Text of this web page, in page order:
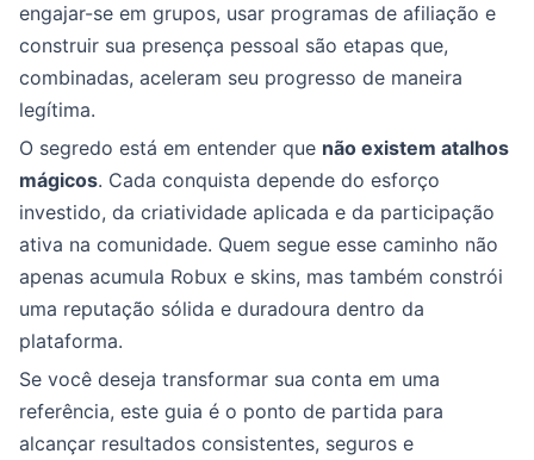
engajar-se em grupos, usar programas de afiliação e
construir sua presença pessoal são etapas que,
combinadas, aceleram seu progresso de maneira
legítima.
O segredo está em entender que não existem atalhos
mágicos. Cada conquista depende do esforço
investido, da criatividade aplicada e da participação
ativa na comunidade. Quem segue esse caminho não
apenas acumula Robux e skins, mas também constrói
uma reputação sólida e duradoura dentro da
plataforma.
Se você deseja transformar sua conta em uma
referência, este guia é o ponto de partida para
alcançar resultados consistentes, seguros e